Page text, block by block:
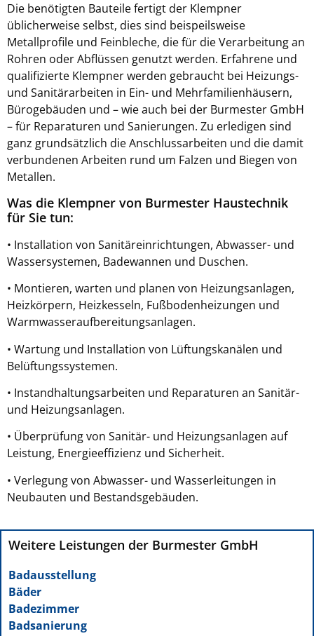
Die benötigten Bauteile fertigt der Klempner
üblicherweise selbst, dies sind beispeilsweise
Metallprofile und Feinbleche, die für die Verarbeitung an
Rohren oder Abflüssen genutzt werden. Erfahrene und
qualifizierte Klempner werden gebraucht bei Heizungs-
und Sanitärarbeiten in Ein- und Mehrfamilienhäusern,
Bürogebäuden und – wie auch bei der Burmester GmbH
– für Reparaturen und Sanierungen. Zu erledigen sind
ganz grundsätzlich die Anschlussarbeiten und die damit
verbundenen Arbeiten rund um Falzen und Biegen von
Metallen.
Was die Klempner von Burmester Haustechnik
für Sie tun:
• Installation von Sanitäreinrichtungen, Abwasser- und
Wassersystemen, Badewannen und Duschen.
• Montieren, warten und planen von Heizungsanlagen,
Heizkörpern, Heizkesseln, Fußbodenheizungen und
Warmwasseraufbereitungsanlagen.
• Wartung und Installation von Lüftungskanälen und
Belüftungssystemen.
• Instandhaltungsarbeiten und Reparaturen an Sanitär-
und Heizungsanlagen.
• Überprüfung von Sanitär- und Heizungsanlagen auf
Leistung, Energieeffizienz und Sicherheit.
• Verlegung von Abwasser- und Wasserleitungen in
Neubauten und Bestandsgebäuden.
Weitere Leistungen der Burmester GmbH
Badausstellung
Bäder
Badezimmer
Badsanierung